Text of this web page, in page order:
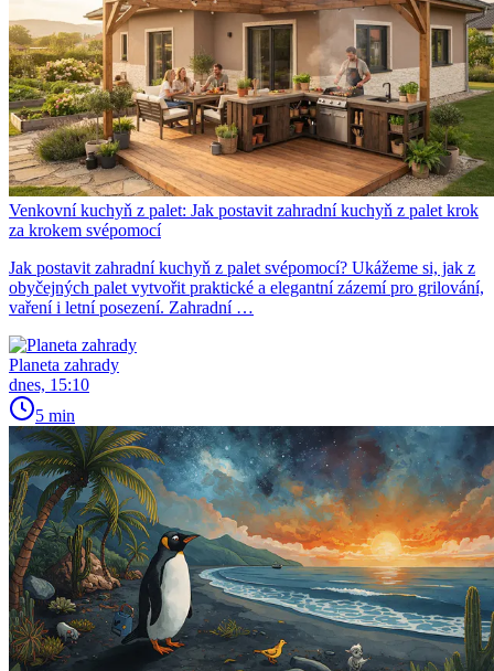
Venkovní kuchyň z palet: Jak postavit zahradní kuchyň z palet krok
za krokem svépomocí
Jak postavit zahradní kuchyň z palet svépomocí? Ukážeme si, jak z
obyčejných palet vytvořit praktické a elegantní zázemí pro grilování,
vaření i letní posezení. Zahradní …
Planeta zahrady
dnes, 15:10
5 min